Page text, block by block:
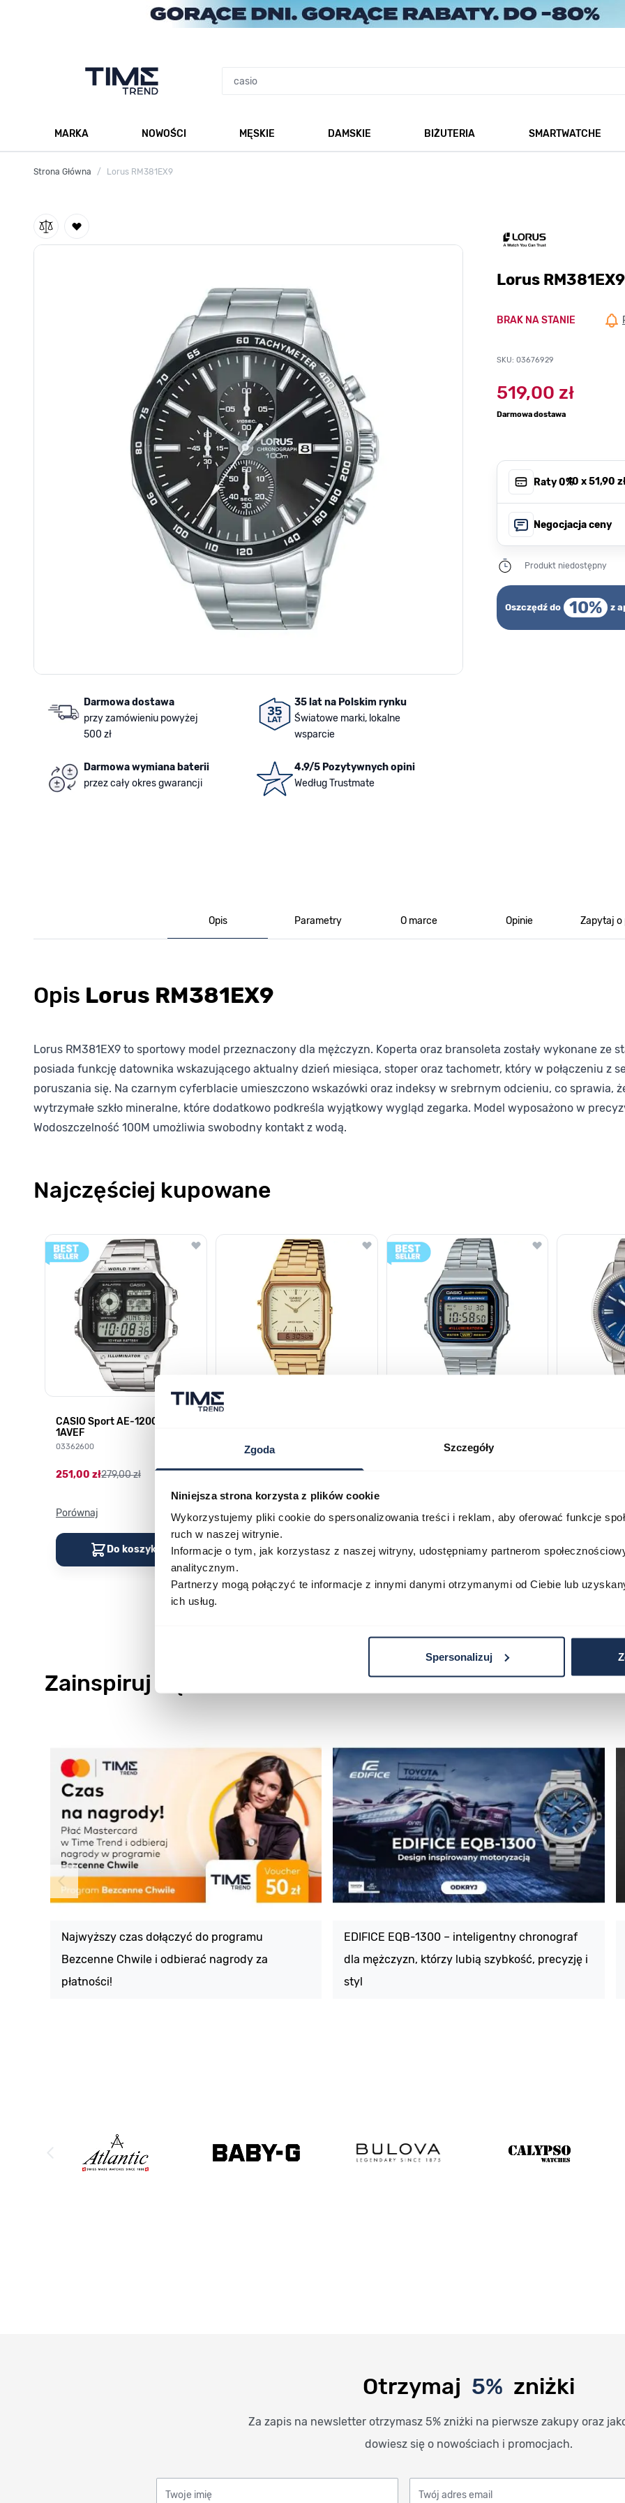
Zgoda Szczegóły
Niniejsza strona korzysta z plików cookie
Wykorzystujemy pliki cookie do spersonalizowania treści i reklam, aby oferować funkcje
ruch w naszej witrynie.
Informacje o tym, jak korzystasz z naszej witryny, udostępniamy partnerom
analitycznym.
Partnerzy mogą połączyć te informacje z innymi danymi otrzymanymi od Ciebie lub
ich usług.
Spersonalizuj
MARKA
NOWOŚCI
MĘSKIE
DAMSKIE
BIŻUTERIA
SMARTWATCHE
Strona Główna / Lorus RM381EX9
Darmowa dostawa
przy zamówieniu powyżej
500 zł
35 lat na Polskim rynku
Światowe marki, lokalne
wsparcie
Darmowa wymiana baterii
przez cały okres gwarancji
4.9/5 Pozytywnych opini
Według Trustmate
Lorus RM381EX9
BRAK NA STANIE
SKU: 03676929
519,00 zł
Darmowa dostawa
Raty 0%, 10 x51,90
Negocjacja ceny
Produkt niedostępny
Oszczędź do 10% z
Opis Parametry O marce Opinie Zapytaj o
Opis Lorus RM381EX9
Lorus RM381EX9 to sportowy model przeznaczony dla mężczyzn. Koperta oraz bransoleta zostały wykonane ze
posiada funkcję datownika wskazującego aktualny dzień miesiąca, stoper oraz tachometr, który w połączeniu z
poruszania się. Na czarnym cyferblacie umieszczono wskazówki oraz indeksy w srebrnym odcieniu, co sprawia,
wytrzymałe szkło mineralne, które dodatkowo podkreśla wyjątkowy wygląd zegarka. Model wyposażono w
Wodoszczelność 100M umożliwia swobodny kontakt z wodą.
Najczęściej kupowane
Poruszanie się po elementach karuzeli jest możliwe za pomocą klawisza tabulacji. Możesz pominąć karuzelę lub przejść
Naciśnij, aby pominąć karuzelę
Naciśnij, aby przejść do nawigacji karuzeli
CASIO Sport AE-1200WHD-
1AVEF
03362600
251,00 zł279,00 zł
Porównaj
Do koszyka
03311457
296,00 zł329,00 zł
Porównaj
Do koszyka
Porównaj
Do koszyka
Porównaj
Zainspiruj się
Najwyższy czas dołączyć do programu
Bezcenne Chwile i odbierać nagrody za
płatności!
EDIFICE EQB-1300 – inteligentny chronograf
dla mężczyzn, którzy lubią szybkość, precyzję i
styl
Otrzymaj 5% zniżki
Za zapis na newsletter otrzymasz 5% zniżki na pierwsze zakupy oraz
dowiesz się o nowościach i promocjach.